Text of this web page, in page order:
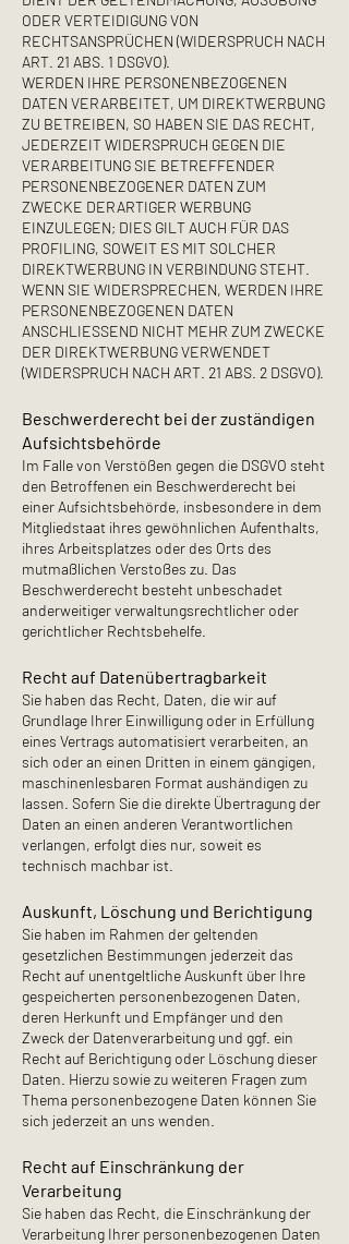
ODER VERTEIDIGUNG VON
RECHTSANSPRÜCHEN (WIDERSPRUCH NACH
ART. 21 ABS. 1 DSGVO).
WERDEN IHRE PERSONENBEZOGENEN
DATEN VERARBEITET, UM DIREKTWERBUNG
ZU BETREIBEN, SO HABEN SIE DAS RECHT,
JEDERZEIT WIDERSPRUCH GEGEN DIE
VERARBEITUNG SIE BETREFFENDER
PERSONENBEZOGENER DATEN ZUM
ZWECKE DERARTIGER WERBUNG
EINZULEGEN; DIES GILT AUCH FÜR DAS
PROFILING, SOWEIT ES MIT SOLCHER
DIREKTWERBUNG IN VERBINDUNG STEHT.
WENN SIE WIDERSPRECHEN, WERDEN IHRE
PERSONENBEZOGENEN DATEN
ANSCHLIESSEND NICHT MEHR ZUM ZWECKE
DER DIREKTWERBUNG VERWENDET
(WIDERSPRUCH NACH ART. 21 ABS. 2 DSGVO).
Beschwerde­recht bei der zuständigen
Aufsichts­behörde
Im Falle von Verstößen gegen die DSGVO steht
den Betroffenen ein Beschwerderecht bei
einer Aufsichtsbehörde, insbesondere in dem
Mitgliedstaat ihres gewöhnlichen Aufenthalts,
ihres Arbeitsplatzes oder des Orts des
mutmaßlichen Verstoßes zu. Das
Beschwerderecht besteht unbeschadet
anderweitiger verwaltungsrechtlicher oder
gerichtlicher Rechtsbehelfe.
Recht auf Daten­übertrag­barkeit
Sie haben das Recht, Daten, die wir auf
Grundlage Ihrer Einwilligung oder in Erfüllung
eines Vertrags automatisiert verarbeiten, an
sich oder an einen Dritten in einem gängigen,
maschinenlesbaren Format aushändigen zu
lassen. Sofern Sie die direkte Übertragung der
Daten an einen anderen Verantwortlichen
verlangen, erfolgt dies nur, soweit es
technisch machbar ist.
Auskunft, Löschung und Berichtigung
Sie haben im Rahmen der geltenden
gesetzlichen Bestimmungen jederzeit das
Recht auf unentgeltliche Auskunft über Ihre
gespeicherten personenbezogenen Daten,
deren Herkunft und Empfänger und den
Zweck der Datenverarbeitung und ggf. ein
Recht auf Berichtigung oder Löschung dieser
Daten. Hierzu sowie zu weiteren Fragen zum
Thema personenbezogene Daten können Sie
sich jederzeit an uns wenden.
Recht auf Einschränkung der
Verarbeitung
Sie haben das Recht, die Einschränkung der
Verarbeitung Ihrer personenbezogenen Daten